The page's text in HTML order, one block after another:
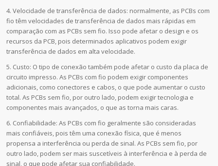
4. Velocidade de transferência de dados: normalmente, as PCBs com
fio têm velocidades de transferência de dados mais rápidas em
comparação com as PCBs sem fio. Isso pode afetar o design e os
recursos da PCB, pois determinados aplicativos podem exigir
transferência de dados em alta velocidade.
5. Custo: O tipo de conexão também pode afetar o custo da placa de
circuito impresso. As PCBs com fio podem exigir componentes
adicionais, como conectores e cabos, o que pode aumentar o custo
total. As PCBs sem fio, por outro lado, podem exigir tecnologia e
componentes mais avançados, o que as torna mais caras.
6. Confiabilidade: As PCBs com fio geralmente são consideradas
mais confiáveis, pois têm uma conexão física, que é menos
propensa a interferência ou perda de sinal. As PCBs sem fio, por
outro lado, podem ser mais suscetíveis à interferência e à perda de
sinal, o que pode afetar sua confiabilidade.